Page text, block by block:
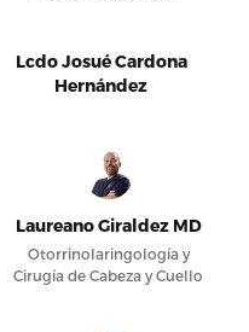
Lcdo Josué Cardona
Hernández
Laureano Giraldez MD
Otorrinolaringología y
Cirugía de Cabeza y Cuello